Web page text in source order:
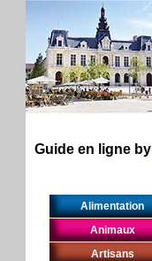
Guide en ligne by
Alimentation
Animaux
Artisans